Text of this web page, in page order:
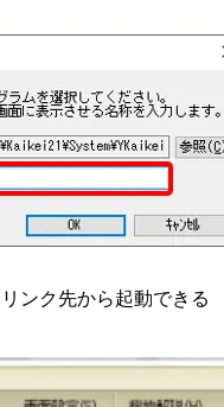
ンク先から起動できる